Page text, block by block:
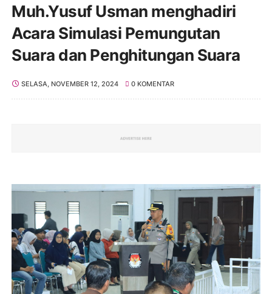
Muh.Yusuf Usman menghadiri
Acara Simulasi Pemungutan
Suara dan Penghitungan Suara
SELASA, NOVEMBER 12, 2024 0 KOMENTAR